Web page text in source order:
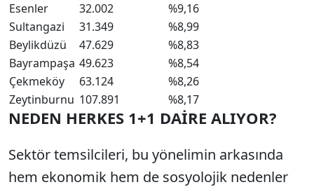
Esenler
32.002
%9,16
Sultangazi
31.349
%8,99
Beylikdüzü
47.629
%8,83
Bayrampaşa 49.623
%8,54
Çekmeköy
63.124
%8,26
Zeytinburnu 107.891 %8,17
NEDEN HERKES 1+1 DAİRE ALIYOR?
Sektör temsilcileri, bu yönelimin arkasında
hem ekonomik hem de sosyolojik nedenler